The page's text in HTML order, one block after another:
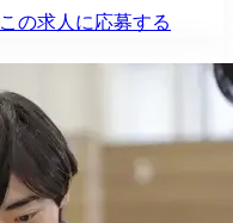
この求人に応募する